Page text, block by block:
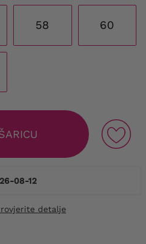
58 60
08-12
detalje